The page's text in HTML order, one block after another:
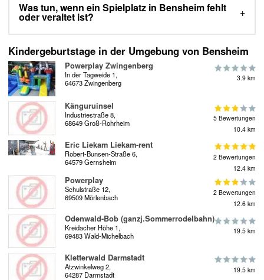
Was tun, wenn ein Spielplatz in Bensheim fehlt
oder veraltet ist?
Kindergeburtstage in der Umgebung von Bensheim
Powerplay Zwingenberg
In der Tagweide 1,
64673 Zwingenberg
3.9 km
Känguruinsel
Industriestraße 8,
68649 Groß-Rohrheim
5 Bewertungen
10.4 km
Eric Liekam Liekam-rent
Robert-Bunsen-Straße 6,
64579 Gernsheim
2 Bewertungen
12.4 km
Powerplay
Schulstraße 12,
69509 Mörlenbach
2 Bewertungen
12.6 km
Odenwald-Bob (ganzj.Sommerrodelbahn)
Kreidacher Höhe 1,
69483 Wald-Michelbach
19.5 km
Kletterwald Darmstadt
Atzwinkelweg 2,
64287 Darmstadt
19.5 km